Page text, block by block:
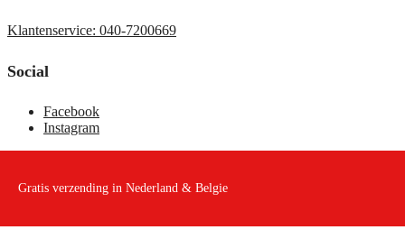
Klantenservice: 040-7200669
Social
Facebook
Instagram
Gratis verzending in Nederland & Belgie